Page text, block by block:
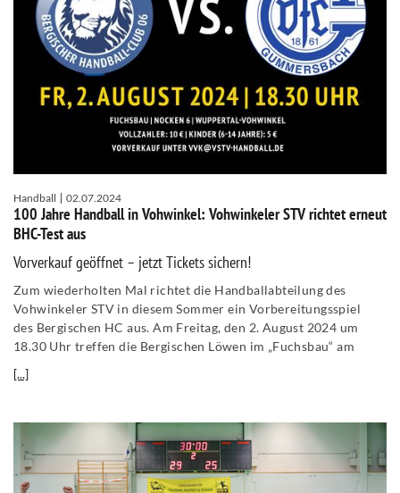
Handball 02.07.2024
100 Jahre Handball in Vohwinkel: Vohwinkeler STV richtet erneut
BHC-Test aus
Vorverkauf geöffnet – jetzt Tickets sichern!
Zum wiederholten Mal richtet die Handballabteilung des
Vohwinkeler STV in diesem Sommer ein Vorbereitungsspiel
des Bergischen HC aus. Am Freitag, den 2. August 2024 um
18.30 Uhr treffen die Bergischen Löwen im „Fuchsbau“ am
[...]